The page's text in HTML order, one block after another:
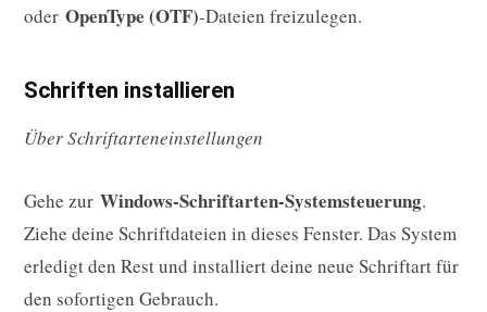
oder OpenType (OTF)-Dateien freizulegen.
Schriften installieren
Über Schriftarteneinstellungen
Gehe zur Windows-Schriftarten-Systemsteuerung.
Ziehe deine Schriftdateien in dieses Fenster. Das System
erledigt den Rest und installiert deine neue Schriftart für
den sofortigen Gebrauch.